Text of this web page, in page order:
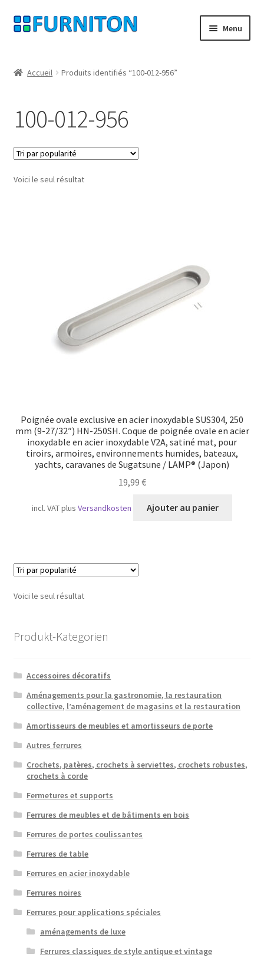
Aller
à
navigation
Aller
au
Menu
Protection des données
Droit de rétractation
Contact
Accueil Produits identifiés “100-012-956”
100-012-956
Voici le seul résultat
Poignée ovale exclusive en acier inoxydable SUS304, 250
mm (9-27/32″) HN-250SH. Coque de poignée ovale en acier
inoxydable en acier inoxydable V2A, satiné mat, pour
tiroirs, armoires, environnements humides, bateaux,
yachts, caravanes de Sugatsune / LAMP® (Japon)
19,99 €
incl. VATplusVersandkosten Ajouter au panier
Voici le seul résultat
Produkt-Kategorien
Accessoires décoratifs
Aménagements pour la gastronomie, la restauration
collective, l’aménagement de magasins et la restauration
Amortisseurs de meubles et amortisseurs de porte
Autres ferrures
Crochets, patères, crochets à serviettes, crochets robustes,
crochets à corde
Fermetures et supports
Ferrures de meubles et de bâtiments en bois
Ferrures de portes coulissantes
Ferrures de table
Ferrures en acier inoxydable
Ferrures noires
Ferrures pour applications spéciales
aménagements de luxe
Ferrures classiques de style antique et vintage